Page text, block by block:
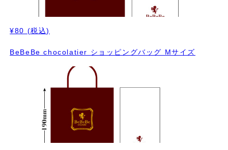
¥80 (税込)
BeBeBe chocolatier ショッピングバッグ Mサイズ